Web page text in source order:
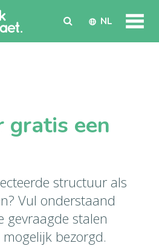
NL
gratis een
structuur als
Vul onderstaand
stalen
bezorgd.